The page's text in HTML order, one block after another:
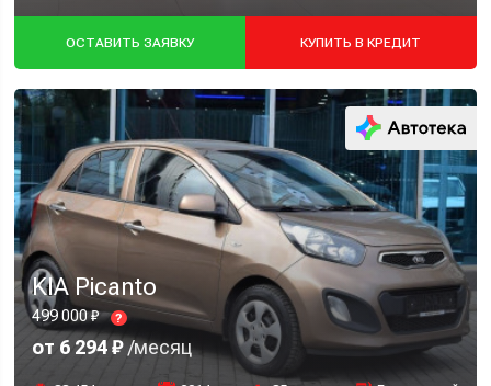
ОСТАВИТЬ ЗАЯВКУ КУПИТЬ В КРЕДИТ
KIA Picanto
499 000 ₽ ?
от 6 294 ₽/месяц